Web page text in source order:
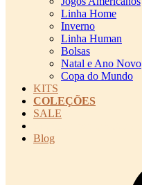
Linha Home
Inverno
Linha Human
Bolsas
Natal e Ano Novo
Copa do Mundo
KITS
COLEÇÕES
SALE
Blog